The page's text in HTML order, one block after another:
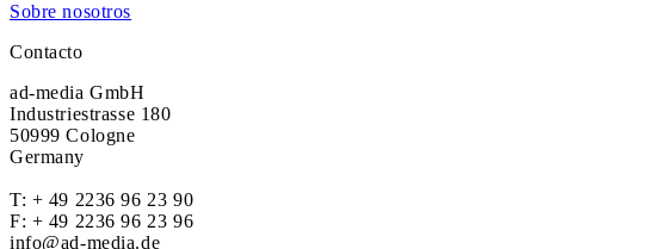
Sobre nosotros
Contacto
ad-media GmbH
Industriestrasse 180
50999 Cologne
Germany
T: + 49 2236 96 23 90
F: + 49 2236 96 23 96
info@ad-media.de